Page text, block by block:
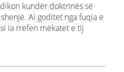
kundër doktrinës së
Ai goditet nga fuqia e
ia rrëfen mëkatet e tij